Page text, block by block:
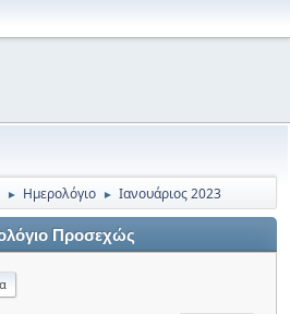
► Ημερολόγιο ► Ιανουάριος 2023
Προσεχώς